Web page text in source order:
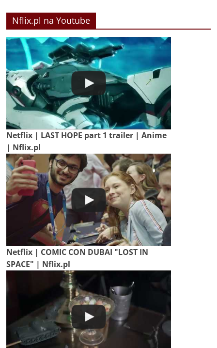
Nflix.pl na Youtube
Netflix | LAST HOPE part 1 trailer | Anime
| Nflix.pl
Netflix | COMIC CON DUBAI "LOST IN
SPACE" | Nflix.pl